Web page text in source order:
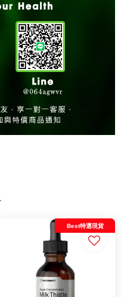
Best特選現貨